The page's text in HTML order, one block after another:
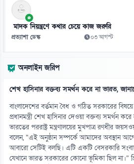
মাদক নিয়ন্ত্রণে কথার চেয়ে কাজ জরুরি
প্রত্যাশা ডেস্ক ০৩ আগস্ট
অনলাইন জরিপ
শেখ হাসিনার বক্তব্য সমর্থন করে না ভারত,
বাংলাদেশের বর্তমান বৈধ ও গঠিত সরকারের
প্রধানমন্ত্রী শেখ হাসিনার দেওয়া বক্তব্য সমর্থন
ভারতের পররাষ্ট্র মন্ত্রণালয়ের মুখপাত্র রণধীর
বলেন, “এই অনুষ্ঠান সম্পর্কে আমাদের অবস্থান
আবারো সেটিই বলছি। এটি একটি বেসরকারি
যেখানে ভারত সরকারের কোনো ভূমিকা ছিল না।”